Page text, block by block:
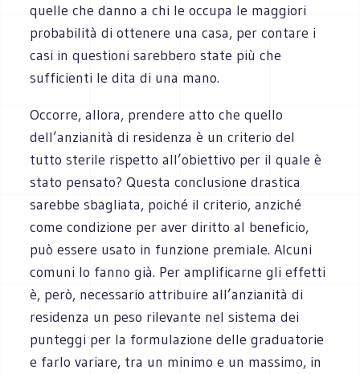
quelle che danno a chi le occupa le maggiori
probabilità di ottenere una casa, per contare i
casi in questioni sarebbero state più che
sufficienti le dita di una mano.
Occorre, allora, prendere atto che quello
dell’anzianità di residenza è un criterio del
tutto sterile rispetto all’obiettivo per il quale è
stato pensato? Questa conclusione drastica
sarebbe sbagliata, poiché il criterio, anziché
come condizione per aver diritto al beneficio,
può essere usato in funzione premiale. Alcuni
comuni lo fanno già. Per amplificarne gli effetti
è, però, necessario attribuire all’anzianità di
residenza un peso rilevante nel sistema dei
punteggi per la formulazione delle graduatorie
e farlo variare, tra un minimo e un massimo, in